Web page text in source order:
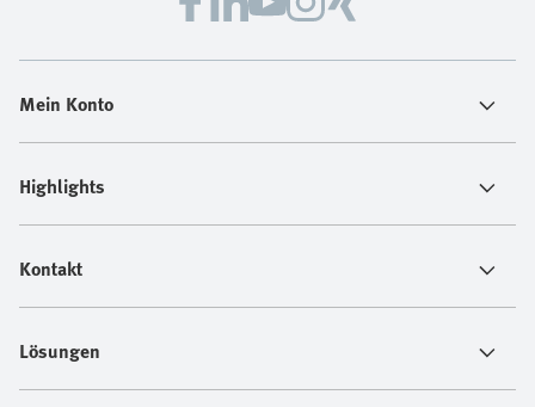
Mein Konto
Highlights
Kontakt
Lösungen